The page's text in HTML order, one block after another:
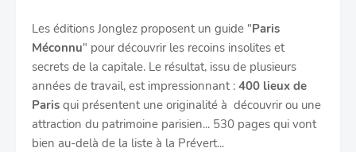
Les éditions Jonglez proposent un guide "Paris
Méconnu" pour découvrir les recoins insolites et
secrets de la capitale. Le résultat, issu de plusieurs
années de travail, est impressionnant : 400 lieux de
Paris qui présentent une originalité à découvrir ou une
attraction du patrimoine parisien... 530 pages qui vont
bien au-delà de la liste à la Prévert...